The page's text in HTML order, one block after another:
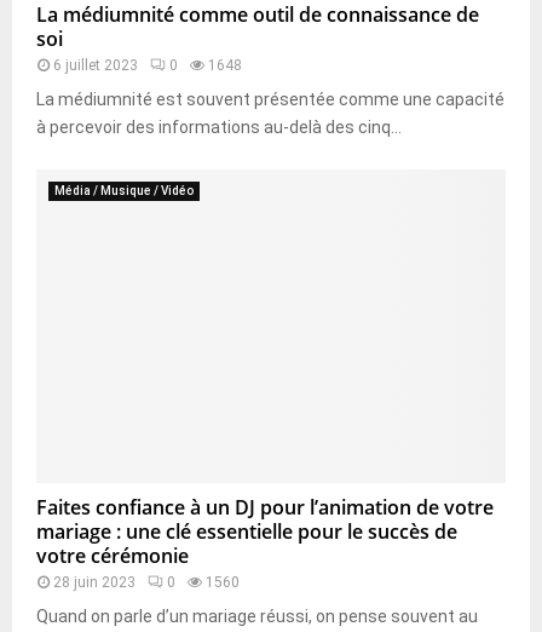
La médiumnité comme outil de connaissance de
soi
6 juillet 2023 0 1648
La médiumnité est souvent présentée comme une capacité
à percevoir des informations au-delà des cinq...
Média / Musique / Vidéo
Faites confiance à un DJ pour l’animation de votre
mariage : une clé essentielle pour le succès de
votre cérémonie
28 juin 2023 0 1560
Quand on parle d’un mariage réussi, on pense souvent au